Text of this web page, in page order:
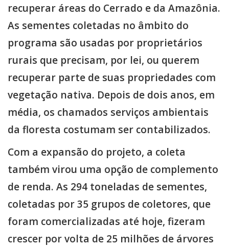
recuperar áreas do Cerrado e da Amazônia.
​As sementes coletadas no âmbito do
programa são usadas por proprietários
rurais que precisam, por lei, ou querem
recuperar parte de suas propriedades com
vegetação nativa. Depois de dois anos, em
média, os chamados serviços ambientais
da floresta costumam ser contabilizados.
Com a expansão do projeto, a coleta
também virou uma opção de complemento
de renda. As 294 toneladas de sementes,
coletadas por 35 grupos de coletores, que
foram comercializadas até hoje, fizeram
crescer por volta de 25 milhões de árvores